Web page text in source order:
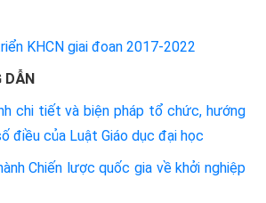
KHCN giai đoan 2017-2022
DẪN
chi tiết và biện pháp tổ chức, hướng
điều của Luật Giáo dục đại học
Chiến lược quốc gia về khởi nghiệp